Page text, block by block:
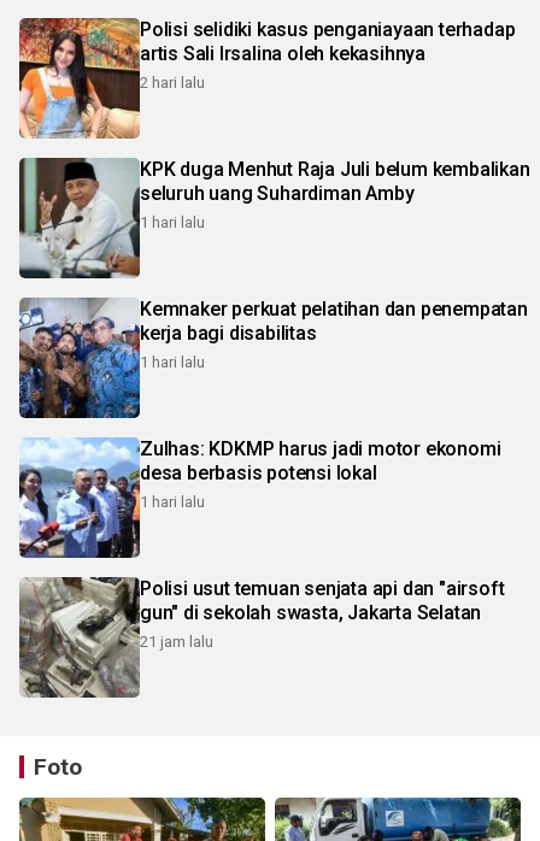
Polisi selidiki kasus penganiayaan terhadap
artis Sali Irsalina oleh kekasihnya
2 hari lalu
KPK duga Menhut Raja Juli belum kembalikan
seluruh uang Suhardiman Amby
1 hari lalu
Kemnaker perkuat pelatihan dan penempatan
kerja bagi disabilitas
1 hari lalu
Zulhas: KDKMP harus jadi motor ekonomi
desa berbasis potensi lokal
1 hari lalu
Polisi usut temuan senjata api dan "airsoft
gun" di sekolah swasta, Jakarta Selatan
21 jam lalu
Foto